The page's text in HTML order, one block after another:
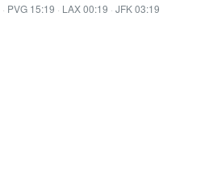
· PVG 15:19 · LAX 00:19 · JFK 03:19